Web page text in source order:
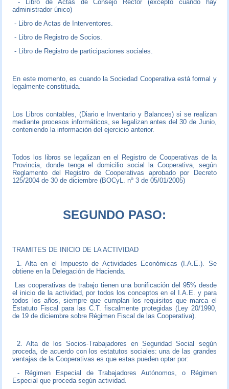
- Libro de Actas de Consejo Rector (excepto cuando hay
administrador único)
- Libro de Actas de Interventores.
- Libro de Registro de Socios.
- Libro de Registro de participaciones sociales.
En este momento, es cuando la Sociedad Cooperativa está formal y
legalmente constituida.
Los Libros contables, (Diario e Inventario y Balances) si se realizan
mediante procesos informáticos, se legalizan antes del 30 de Junio,
conteniendo la información del ejercicio anterior.
Todos los libros se legalizan en el Registro de Cooperativas de la
Provincia, donde tenga el domicilio social la Cooperativa, según
Reglamento del Registro de Cooperativas aprobado por Decreto
125/2004 de 30 de diciembre (BOCyL. nº 3 de 05/01/2005)
SEGUNDO PASO:
TRAMITES DE INICIO DE LA ACTIVIDAD
1. Alta en el Impuesto de Actividades Económicas (I.A.E.). Se
obtiene en la Delegación de Hacienda.
Las cooperativas de trabajo tienen una bonificación del 95% desde
el inicio de la actividad, por todos los conceptos en el I.A.E. y para
todos los años, siempre que cumplan los requisitos que marca el
Estatuto Fiscal para las C.T. fiscalmente protegidas (Ley 20/1990,
de 19 de diciembre sobre Régimen Fiscal de las Cooperativa).
2. Alta de los Socios-Trabajadores en Seguridad Social según
proceda, de acuerdo con los estatutos sociales: una de las grandes
ventajas de la Cooperativas es que estas pueden optar por:
- Régimen Especial de Trabajadores Autónomos, o Régimen
Especial que proceda según actividad.